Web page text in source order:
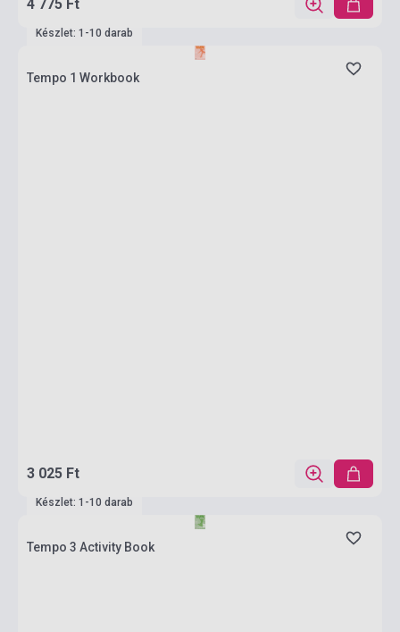
4 775 Ft
Készlet: 1-10 darab
Tempo 1 Workbook
3 025 Ft
Készlet: 1-10 darab
Tempo 3 Activity Book